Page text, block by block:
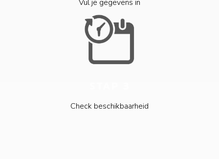
Vul je gegevens in
Check beschikbaarheid